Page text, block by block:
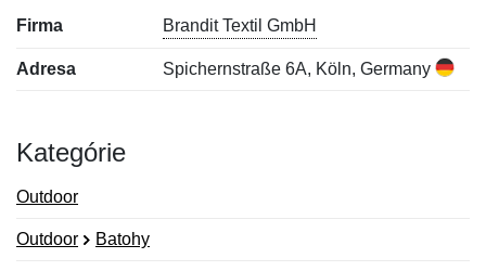
Firma Brandit Textil GmbH
Adresa Spichernstraße 6A, Köln, Germany
Kategórie
Outdoor
Outdoor Batohy